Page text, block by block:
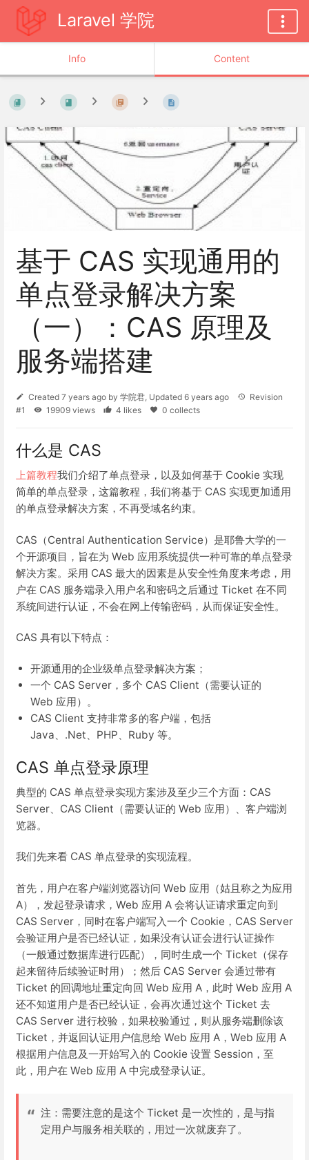
Laravel 学院
Info Content
基于 CAS 实现通用的
单点登录解决方案
（一）：CAS 原理及
服务端搭建
Created 7 years ago by 学院君, Updated 6 years ago
Revision
#1
19909 views 4 likes 0 collects
什么是 CAS
上篇教程我们介绍了单点登录，以及如何基于 Cookie 实现
简单的单点登录，这篇教程，我们将基于 CAS 实现更加通用
的单点登录解决方案，不再受域名约束。
CAS（Central Authentication Service）是耶鲁大学的一
个开源项目，旨在为 Web 应用系统提供一种可靠的单点登录
解决方案。采用 CAS 最大的因素是从安全性角度来考虑，用
户在 CAS 服务端录入用户名和密码之后通过 Ticket 在不同
系统间进行认证，不会在网上传输密码，从而保证安全性。
CAS 具有以下特点：
开源通用的企业级单点登录解决方案；
一个 CAS Server，多个 CAS Client（需要认证的
Web 应用）。
CAS Client 支持非常多的客户端，包括
Java、.Net、PHP、Ruby 等。
CAS 单点登录原理
典型的 CAS 单点登录实现方案涉及至少三个方面：CAS
Server、CAS Client（需要认证的 Web 应用）、客户端浏
览器。
我们先来看 CAS 单点登录的实现流程。
首先，用户在客户端浏览器访问 Web 应用（姑且称之为应用
A），发起登录请求，Web 应用 A 会将认证请求重定向到
CAS Server，同时在客户端写入一个 Cookie，CAS Server
会验证用户是否已经认证，如果没有认证会进行认证操作
（一般通过数据库进行匹配），同时生成一个 Ticket（保存
起来留待后续验证时用）；然后 CAS Server 会通过带有
Ticket 的回调地址重定向回 Web 应用 A，此时 Web 应用 A
还不知道用户是否已经认证，会再次通过这个 Ticket 去
CAS Server 进行校验，如果校验通过，则从服务端删除该
Ticket，并返回认证用户信息给 Web 应用 A，Web 应用 A
根据用户信息及一开始写入的 Cookie 设置 Session，至
此，用户在 Web 应用 A 中完成登录认证。
注：需要注意的是这个 Ticket 是一次性的，是与指
定用户与服务相关联的，用过一次就废弃了。